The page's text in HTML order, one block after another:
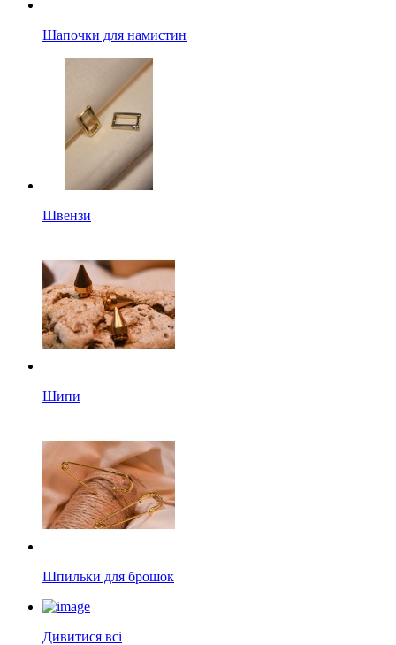
Шапочки для намистин
Швензи
Шипи
Шпильки для брошок
Дивитися всі